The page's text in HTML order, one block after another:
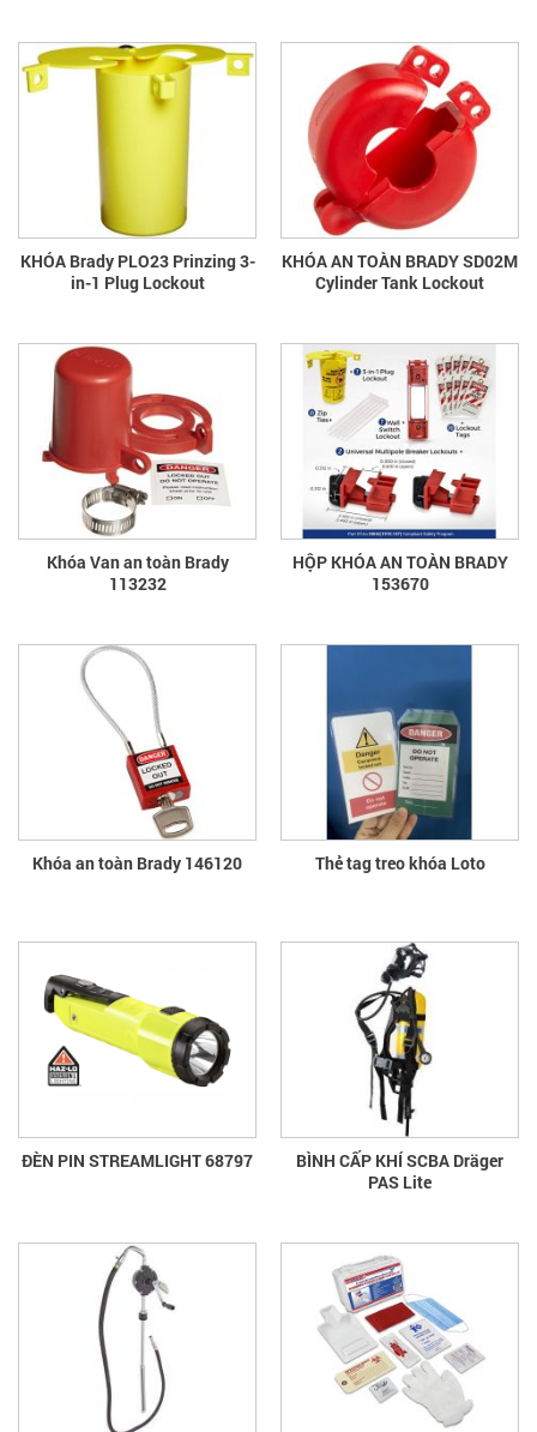
KHÓA Brady PLO23 Prinzing 3-
in-1 Plug Lockout
KHÓA AN TOÀN BRADY SD02M
Cylinder Tank Lockout
Khóa Van an toàn Brady
113232
HỘP KHÓA AN TOÀN BRADY
153670
Khóa an toàn Brady 146120 Thẻ tag treo khóa Loto
ĐÈN PIN STREAMLIGHT 68797
BÌNH CẤP KHÍ SCBA Dräger
PAS Lite